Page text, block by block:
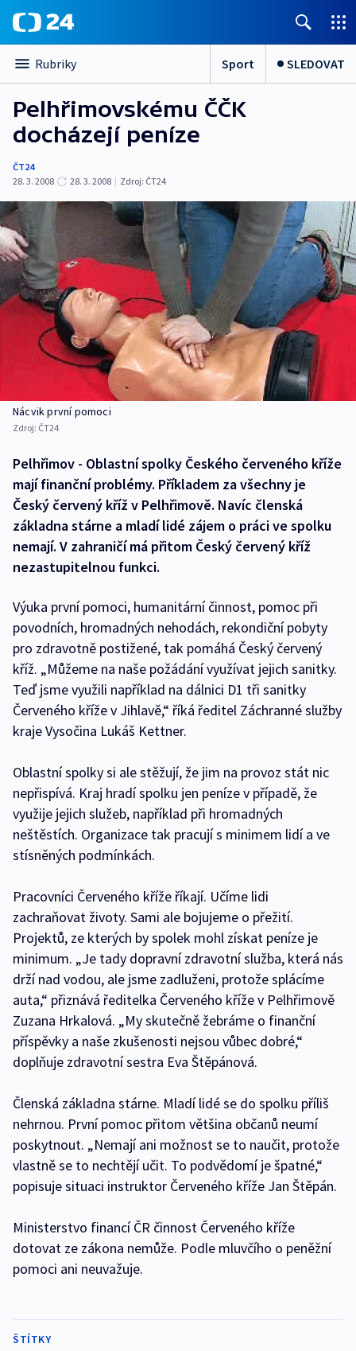
Rubriky Sport SLEDOVAT
Pelhřimovskému ČČK
docházejí peníze
ČT24
28. 3. 2008
28. 3. 2008 | Zdroj: ČT24
Nácvik první pomoci
Zdroj: ČT24
Pelhřimov - Oblastní spolky Českého červeného kříže
mají finanční problémy. Příkladem za všechny je
Český červený kříž v Pelhřimově. Navíc členská
základna stárne a mladí lidé zájem o práci ve spolku
nemají. V zahraničí má přitom Český červený kříž
nezastupitelnou funkci.
Výuka první pomoci, humanitární činnost, pomoc při
povodních, hromadných nehodách, rekondiční pobyty
pro zdravotně postižené, tak pomáhá Český červený
kříž. „Můžeme na naše požádání využívat jejich sanitky.
Teď jsme využili například na dálnici D1 tři sanitky
Červeného kříže v Jihlavě,“ říká ředitel Záchranné služby
kraje Vysočina Lukáš Kettner.
Oblastní spolky si ale stěžují, že jim na provoz stát nic
nepřispívá. Kraj hradí spolku jen peníze v případě, že
využije jejich služeb, například při hromadných
neštěstích. Organizace tak pracují s minimem lidí a ve
stísněných podmínkách.
Pracovníci Červeného kříže říkají. Učíme lidi
zachraňovat životy. Sami ale bojujeme o přežití.
Projektů, ze kterých by spolek mohl získat peníze je
minimum. „Je tady dopravní zdravotní služba, která nás
drží nad vodou, ale jsme zadluženi, protože splácíme
auta,“ přiznává ředitelka Červeného kříže v Pelhřimově
Zuzana Hrkalová. „My skutečně žebráme o finanční
příspěvky a naše zkušenosti nejsou vůbec dobré,“
doplňuje zdravotní sestra Eva Štěpánová.
Členská základna stárne. Mladí lidé se do spolku příliš
nehrnou. První pomoc přitom většina občanů neumí
poskytnout. „Nemají ani možnost se to naučit, protože
vlastně se to nechtějí učit. To podvědomí je špatné,“
popisuje situaci instruktor Červeného kříže Jan Štěpán.
Ministerstvo financí ČR činnost Červeného kříže
dotovat ze zákona nemůže. Podle mluvčího o peněžní
pomoci ani neuvažuje.
ŠTÍTKY